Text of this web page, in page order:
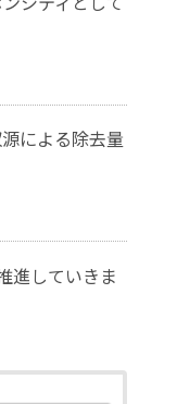
による除去量
進していきま